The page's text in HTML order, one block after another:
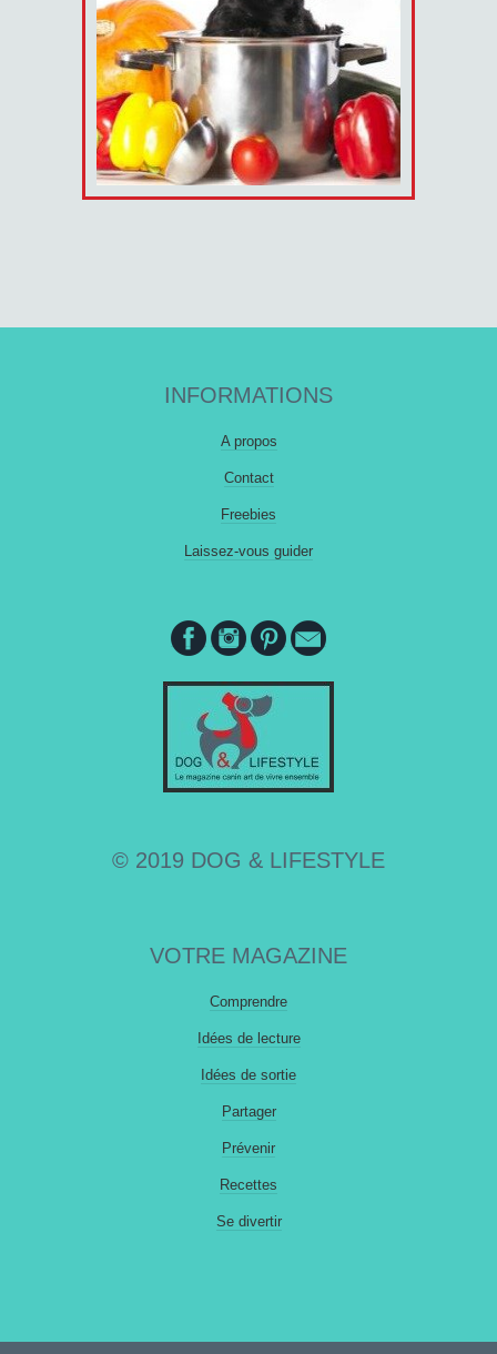
INFORMATIONS
A propos
Contact
Freebies
Laissez-vous guider
© 2019 DOG & LIFESTYLE
VOTRE MAGAZINE
Comprendre
Idées de lecture
Idées de sortie
Partager
Prévenir
Recettes
Se divertir